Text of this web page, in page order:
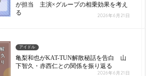
が担当 主演×グループの相乗効果を考え
る
2026年6月21日
アイドル
亀梨和也がKAT-TUN解散秘話を告白 山
下智久・赤西仁との関係を振り返る
2026年6月21日